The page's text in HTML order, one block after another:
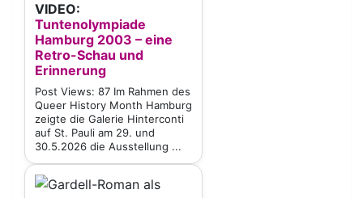
VIDEO:
Tuntenolympiade
Hamburg 2003 – eine
Retro-Schau und
Erinnerung
Post Views: 87 Im Rahmen des
Queer History Month Hamburg
zeigte die Galerie Hinterconti
auf St. Pauli am 29. und
30.5.2026 die Ausstellung ...